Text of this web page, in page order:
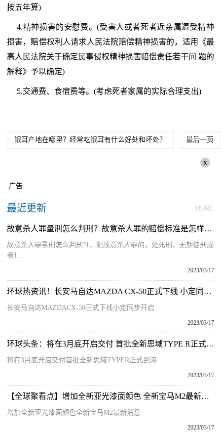
按五年算)
4.精神损害的安慰费。(受害人或者死者近亲属遭受精神
损害，赔偿权利人请求人民法院赔偿精神损害的，适用《最
高人民法院关于确定民事侵权精神损害赔偿责任若干问 题的
解释》予以确定)
5.交通费、食宿费等。(考虑死者家属的实际合理支出)
银耳产地在哪里？经常吃银耳有什么好处和坏处？ 最后一页
x
广告
最近更新 MORE
故意杀人罪量刑怎么判刑？故意杀人罪的赔偿标准是怎样的？
故意杀人罪量刑怎么判刑?1、犯故意杀人罪的，处死刑、无期徒刑或
者1...
2023/03/17
环球热资讯！长安马自达MAZDA CX-50正式下线 小定同步开启
长安马自达MAZDACX-50正式下线小定同步开启
2023/03/17
环球头条：将在3月底开启交付 首批全新思域TYPE R正式到港
将在3月底开启交付首批全新思域TYPER正式到港
2023/03/17
【全球聚看点】增加全新亚光漆面颜色 全新宝马M2最新消息
增加全新亚光漆面颜色全新宝马M2最新消息
2023/03/17